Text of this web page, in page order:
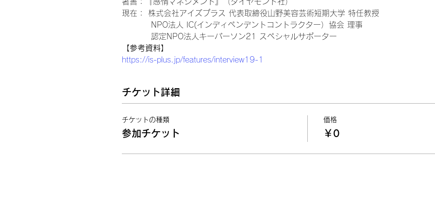
現在： 株式会社アイズプラス 代表取締役山野美容芸術短期大学 特任教授
NPO法人 IC(インディペンデントコントラクター）協会 理事
認定NPO法人キーパーソン21 スペシャルサポーター
【参考資料】
https://is-plus.jp/features/interview19-1
チケット詳細
チケットの種類
参加チケット
価格
￥0